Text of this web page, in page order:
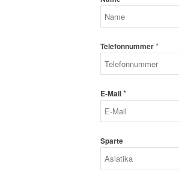
Telefonnummer*
E-Mail*
Sparte